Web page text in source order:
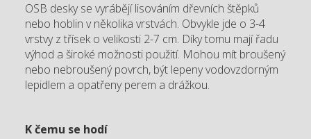
OSB desky se vyrábějí lisováním dřevních štěpků
nebo hoblin v několika vrstvách. Obvykle jde o 3-4
vrstvy z třísek o velikosti 2-7 cm. Díky tomu mají řadu
výhod a široké možnosti použití. Mohou mít broušený
nebo nebroušený povrch, být lepeny vodovzdorným
lepidlem a opatřeny perem a drážkou.
K čemu se hodí